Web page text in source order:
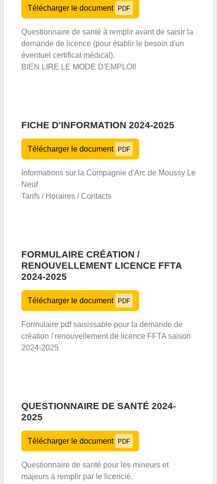
Télécharger le document PDF
Questionnaire de santé à remplir avant de saisir la
demande de licence (pour établir le besoin d'un
éventuel certificat médical).
BIEN LIRE LE MODE D'EMPLOI!
FICHE D'INFORMATION 2024-2025
Télécharger le document PDF
Informations sur la Compagnie d'Arc de Moussy Le
Neuf
Tarifs / Horaires / Contacts
FORMULAIRE CRÉATION /
RENOUVELLEMENT LICENCE FFTA
2024-2025
Télécharger le document PDF
Formulaire pdf saisissable pour la demande de
création / renouvellement de licence FFTA saison
2024-2025
QUESTIONNAIRE DE SANTÉ 2024-
2025
Télécharger le document PDF
Questionnaire de santé pour les mineurs et
majeurs à remplir par le licencié.